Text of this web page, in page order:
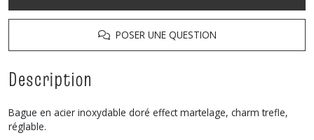
POSER UNE QUESTION
Description
Bague en acier inoxydable doré effect martelage, charm trefle,
réglable.